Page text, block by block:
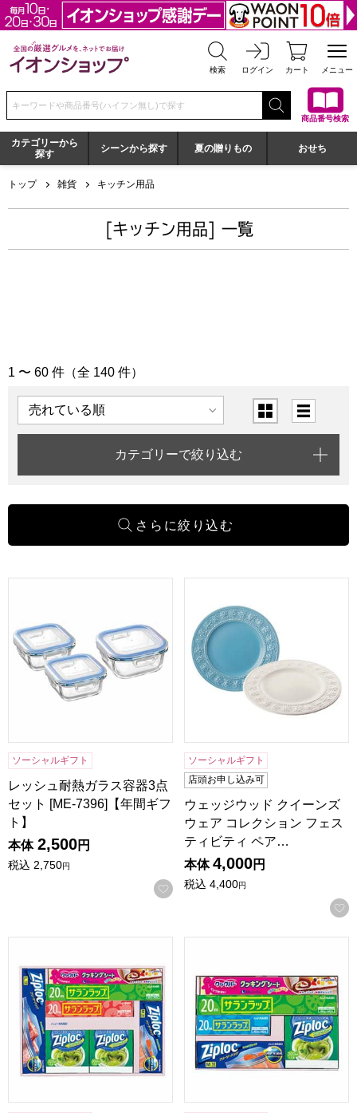
全国の厳選グルメを、ネットでお届け イオンショップ
検索 ログイン カート メニュー
検索キーワードまたは商品番号を入力してください
商品番号検索
カテゴリーから
探す
シーンから探す 夏の贈りもの おせち
トップ 雑貨 キッチン用品
[キッチン用品] 一覧
「キッチン用品」の商品一覧
1 〜 60 件（全 140 件）
表示順 表示切替
カテゴリーで絞り込む
ソーシャルギフト
レッシュ耐熱ガラス容器3点
セット [ME-7396]【年間ギフ
ト】
本体 2,500円
税込 2,750円
お気に入りに登録する
ソーシャルギフト
店頭お申し込み可
ウェッジウッド クイーンズ
ウェア コレクション フェス
ティビティ ペア…
本体 4,000円
税込 4,400円